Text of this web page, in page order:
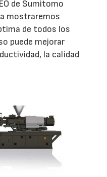
de Sumitomo
mostraremos
de todos los
puede mejorar
la calidad